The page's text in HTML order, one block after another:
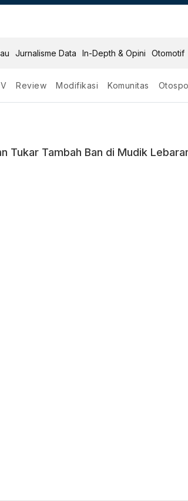
Jurnalisme Data In-Depth & Opini Otomotif
Review Modifikasi Komunitas
Mudik
Tukar Tambah Ban di Mudik